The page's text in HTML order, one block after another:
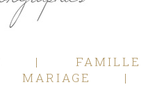
FAMILLE
MARIAGE